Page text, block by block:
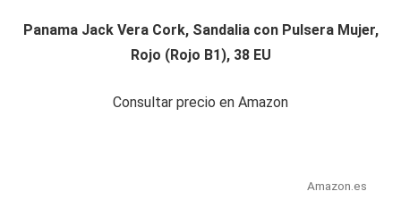
Panama Jack Vera Cork, Sandalia con Pulsera Mujer,
Rojo (Rojo B1), 38 EU
Consultar precio en Amazon
Amazon.es